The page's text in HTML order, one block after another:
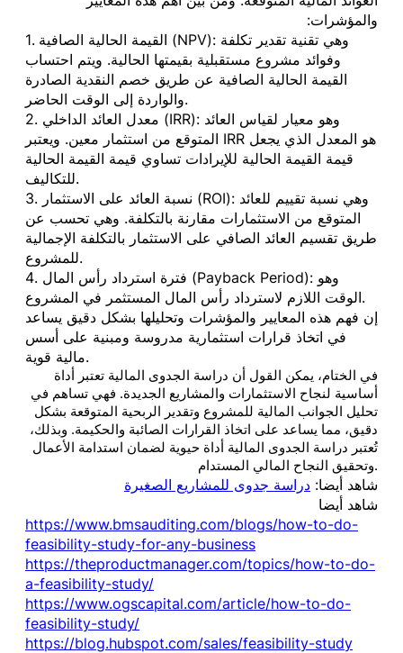
والمؤشرات:
1. القيمة الحالية الصافية (NPV): وهي تقنية تقدير تكلفة
وفوائد مشروع مستقبلية بقيمتها الحالية. ويتم احتساب
القيمة الحالية الصافية عن طريق خصم النقدية الصادرة
والواردة إلى الوقت الحاضر.
2. معدل العائد الداخلي (IRR): وهو معيار لقياس العائد
المتوقع من استثمار معين. ويعتبر IRR هو المعدل الذي يجعل
قيمة القيمة الحالية للإيرادات تساوي قيمة القيمة الحالية
للتكاليف.
3. نسبة العائد على الاستثمار (ROI): وهي نسبة تقييم للعائد
المتوقع من الاستثمارات مقارنة بالتكلفة. وهي تحسب عن
طريق تقسيم العائد الصافي على الاستثمار بالتكلفة الإجمالية
للمشروع.
4. فترة استرداد رأس المال (Payback Period): وهو
الوقت اللازم لاسترداد رأس المال المستثمر في المشروع.
إن فهم هذه المعايير والمؤشرات وتحليلها بشكل دقيق يساعد
في اتخاذ قرارات استثمارية مدروسة ومبنية على أسس
مالية قوية.
في الختام، يمكن القول أن دراسة الجدوى المالية تعتبر أداة
أساسية لنجاح الاستثمارات والمشاريع الجديدة. فهي تساهم في
تحليل الجوانب المالية للمشروع وتقدير الربحية المتوقعة بشكل
دقيق، مما يساعد على اتخاذ القرارات الصائبة والحكيمة. وبذلك،
تُعتبر دراسة الجدوى المالية أداة حيوية لضمان استدامة الأعمال
وتحقيق النجاح المالي المستدام.
شاهد أيضا: دراسة جدوى للمشاريع الصغيرة
شاهد أيضا
https://www.bmsauditing.com/blogs/how-to-do-
feasibility-study-for-any-business
https://theproductmanager.com/topics/how-to-do-
a-feasibility-study/
https://www.ogscapital.com/article/how-to-do-
feasibility-study/
https://blog.hubspot.com/sales/feasibility-study